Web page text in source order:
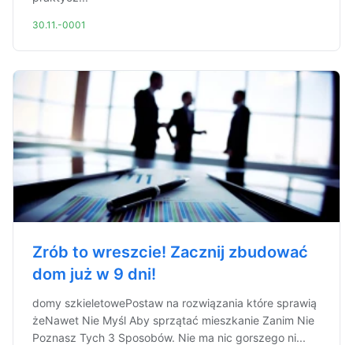
30.11.-0001
Zrób to wreszcie! Zacznij zbudować
dom już w 9 dni!
domy szkieletowePostaw na rozwiązania które sprawią
żeNawet Nie Myśl Aby sprzątać mieszkanie Zanim Nie
Poznasz Tych 3 Sposobów. Nie ma nic gorszego ni...